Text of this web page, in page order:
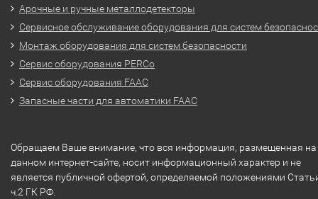
Арочные и ручные металлодетекторы
Сервисное обслуживание оборудования для систем
Монтаж оборудования для систем безопасности
Сервис оборудования PERCo
Сервис оборудования FAAC
Запасные части для автоматики FAAC
Обращаем Ваше внимание, что вся информация, размещенная на
данном интернет-сайте, носит информационный характер и не
является публичной офертой, определяемой положениями
ч.2 ГК РФ.